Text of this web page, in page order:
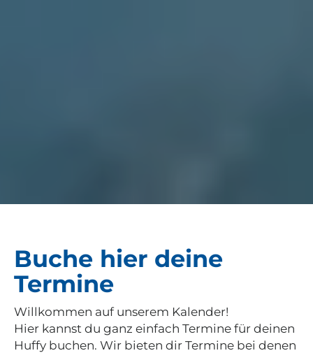
Buche hier deine
Termine
Willkommen auf unserem Kalender!
Hier kannst du ganz einfach Termine für deinen
Huffy buchen. Wir bieten dir Termine bei denen